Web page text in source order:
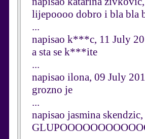
lijepoooo dobro i bla bla
...
napisao k***c, 11 July
a sta se k***ite
...
napisao ilona, 09 July
grozno je
...
napisao jasmina